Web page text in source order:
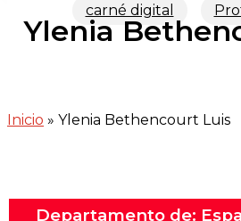
carné digital
Ylenia
Inicio » Ylenia Bethencourt Luis
Departamento de: